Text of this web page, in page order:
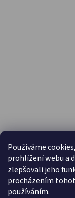
Používáme
prohlížení webu a
zlepšovali jeho
procházením
používáním.
PŘIJÍMÁME